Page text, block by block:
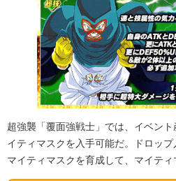
超強襲「覆面強戦士」では、イベン
イティマスクを入手可能だ。ドロップ
マイティマスクを育成して、マイティ